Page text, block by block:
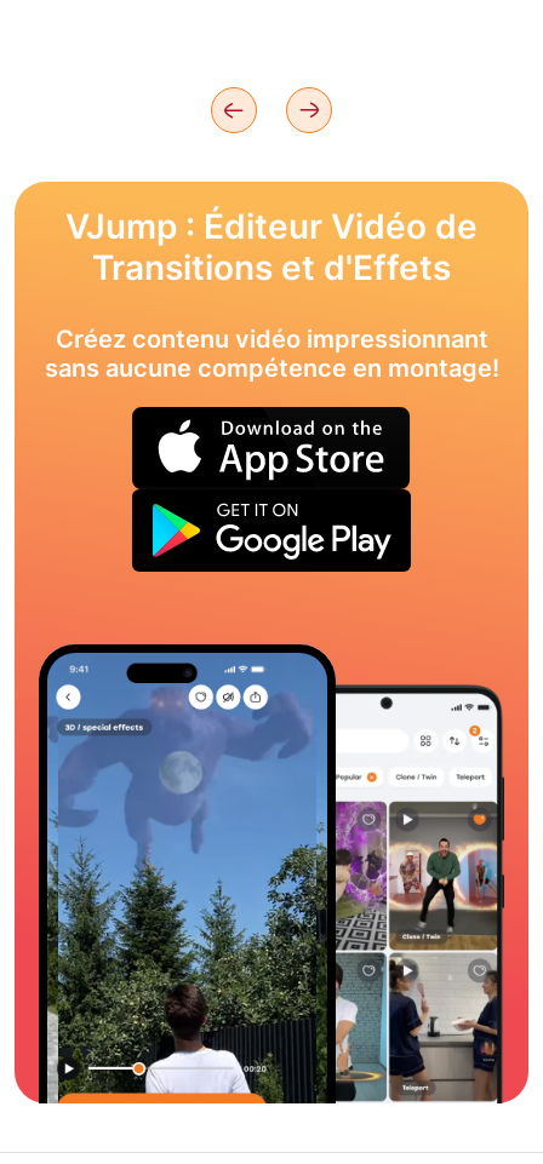
VJump : Éditeur Vidéo de
Transitions et d'Effets
Créez contenu vidéo impressionnant
sans aucune compétence en montage!